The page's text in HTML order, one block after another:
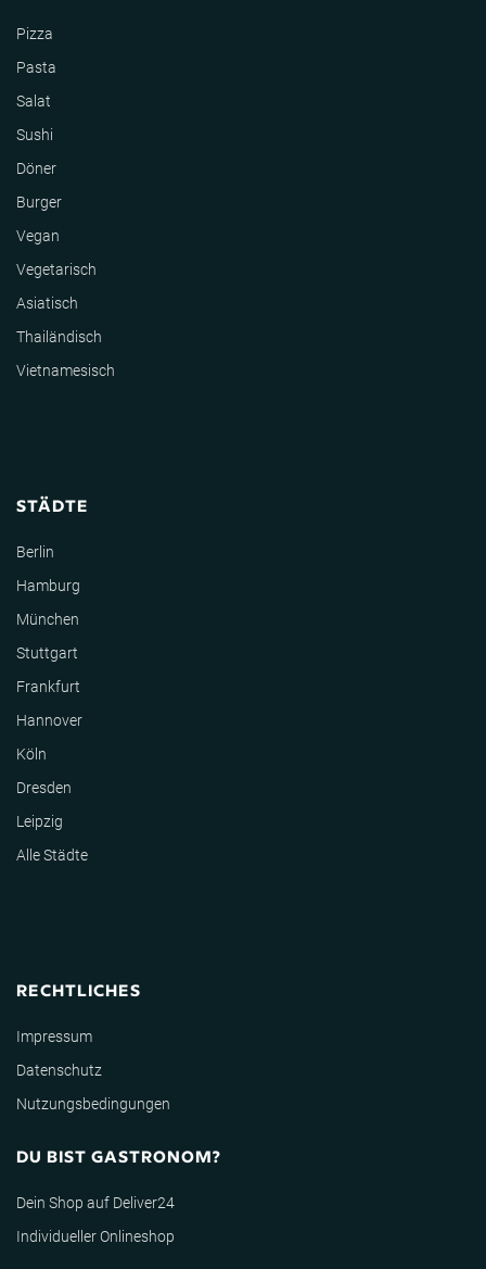
Pizza
Pasta
Salat
Sushi
Döner
Burger
Vegan
Vegetarisch
Asiatisch
Thailändisch
Vietnamesisch
STÄDTE
Berlin
Hamburg
München
Stuttgart
Frankfurt
Hannover
Köln
Dresden
Leipzig
Alle Städte
RECHTLICHES
Impressum
Datenschutz
Nutzungsbedingungen
DU BIST GASTRONOM?
Dein Shop auf Deliver24
Individueller Onlineshop